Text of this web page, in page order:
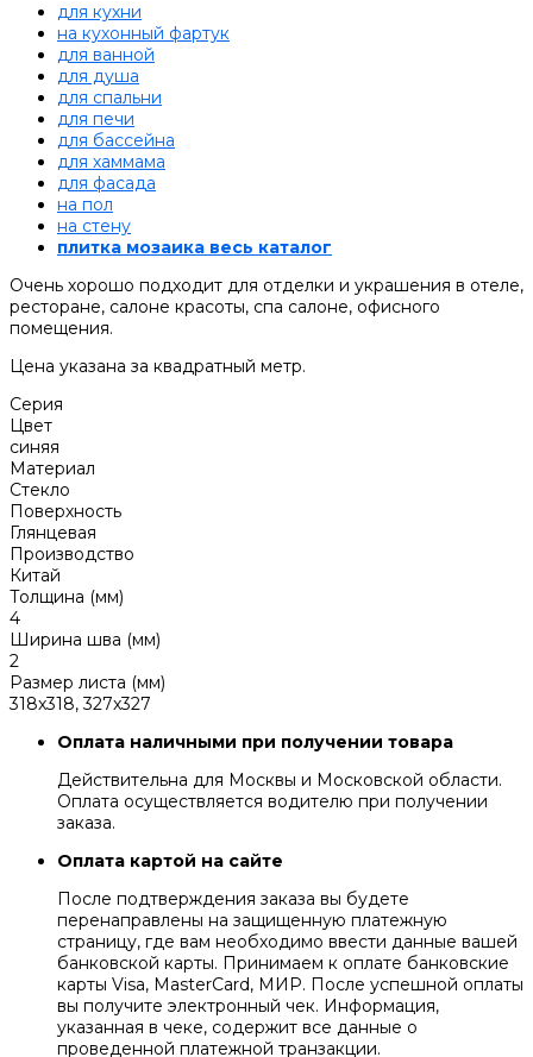
для кухни
на кухонный фартук
для ванной
для душа
для спальни
для печи
для бассейна
для хаммама
для фасада
на пол
на стену
плитка мозаика весь каталог
Очень хорошо подходит для отделки и украшения в отеле,
ресторане, салоне красоты, спа салоне, офисного
помещения.
Цена указана за квадратный метр.
Серия
Цвет
синяя
Материал
Стекло
Поверхность
Глянцевая
Производство
Китай
Толщина (мм)
4
Ширина шва (мм)
2
Размер листа (мм)
318x318, 327x327
Оплата наличными при получении товара
Действительна для Москвы и Московской области.
Оплата осуществляется водителю при получении
заказа.
Оплата картой на сайте
После подтверждения заказа вы будете
перенаправлены на защищенную платежную
страницу, где вам необходимо ввести данные вашей
банковской карты. Принимаем к оплате банковские
карты Visa, MasterCard, МИР. После успешной оплаты
вы получите электронный чек. Информация,
указанная в чеке, содержит все данные о
проведенной платежной транзакции.